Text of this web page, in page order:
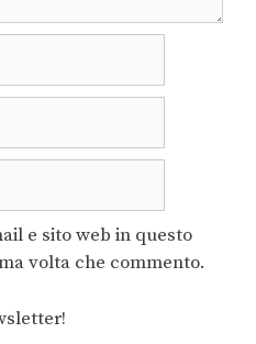
e sito web in questo
volta che commento.